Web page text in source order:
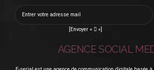
[Envoyer «  »]
AGENCE SOCIAL